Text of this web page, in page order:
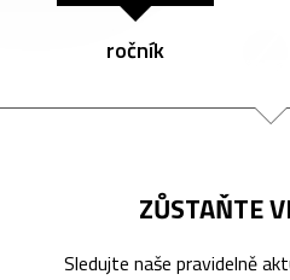
ročník
ZŮSTAŇTE
Sledujte naše pravidelně